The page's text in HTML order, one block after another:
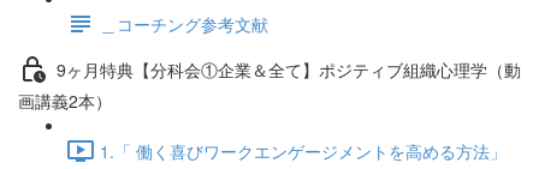
＿コーチング参考文献
9ヶ月特典【分科会①企業＆全て】ポジティブ組織心理学（動
画講義2本）
1.「 働く喜びワークエンゲージメントを高める方法」